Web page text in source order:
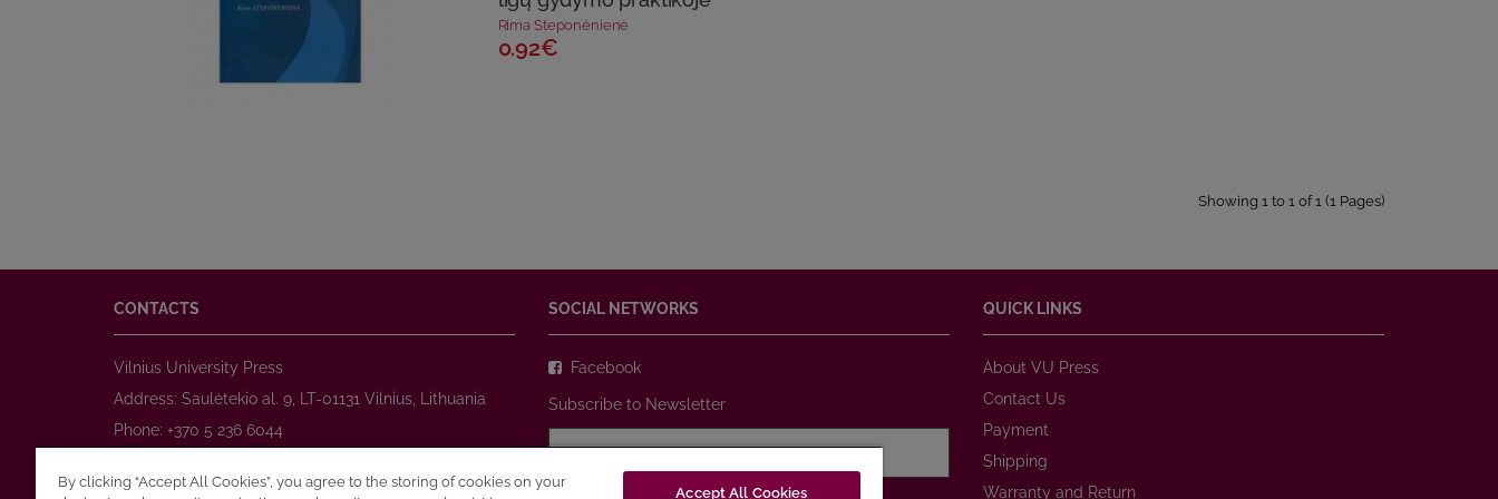
Rima Steponėnienė
0.92€
Showing 1 to 1 of 1 (1 Pages)
CONTACTS
Vilnius University Press
Address: Saulėtekio al. 9, LT-01131 Vilnius, Lithuania
Phone: +370 5 236 6044
E-mail:prekyba@leidykla.vu.lt
SOCIAL NETWORKS
Facebook
Subscribe to Newsletter
QUICK LINKS
About VU Press
Contact Us
Payment
Shipping
Warranty and Return
By clicking “Accept All Cookies”, you agree to the storing of cookies on your
Accept All Cookies